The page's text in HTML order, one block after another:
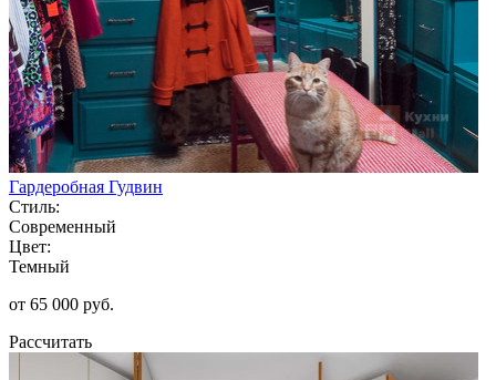
Гардеробная Гудвин
Стиль:
Современный
Цвет:
Темный
от 65 000 руб.
Рассчитать